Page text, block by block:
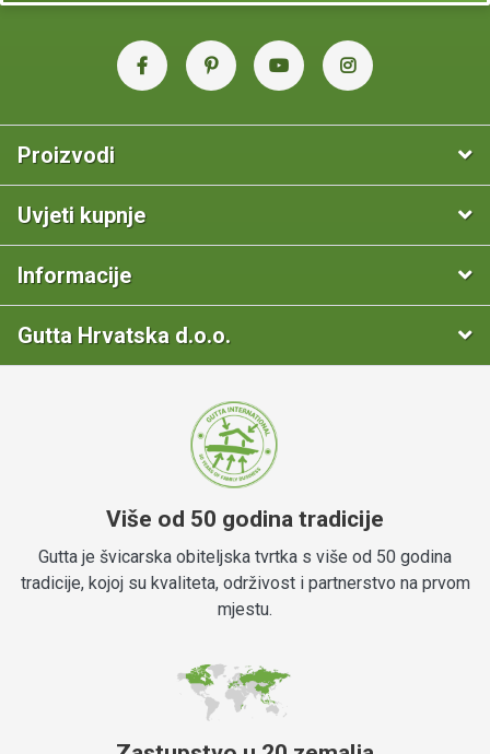
Proizvodi
Uvjeti kupnje
Informacije
Gutta Hrvatska d.o.o.
Više od 50 godina tradicije
Gutta je švicarska obiteljska tvrtka s više od 50 godina
tradicije, kojoj su kvaliteta, održivost i partnerstvo na prvom
mjestu.